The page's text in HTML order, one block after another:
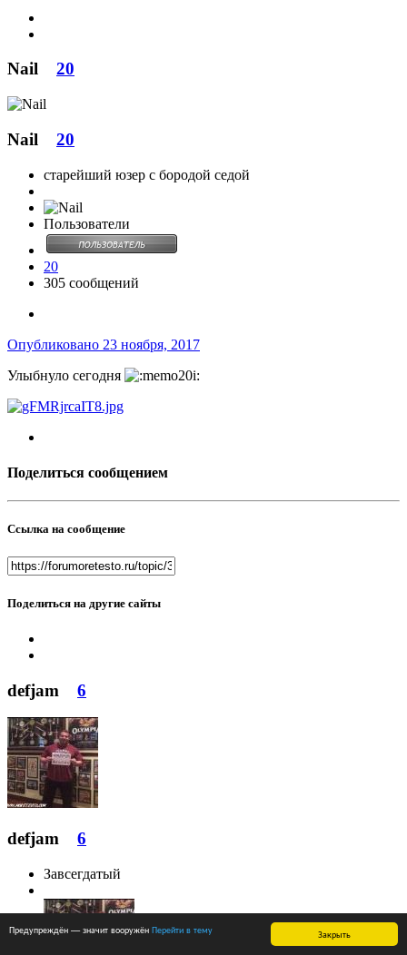
Закрыть
Предупреждён — значит вооружён Перейти в тему
Nail 20
Nail 20
старейший юзер с бородой седой
Пользователи
20
305 сообщений
Опубликовано 23 ноября, 2017
Улыбнуло сегодня
Поделиться сообщением
Ссылка на сообщение
Поделиться на другие сайты
defjam 6
defjam 6
Завсегдатый